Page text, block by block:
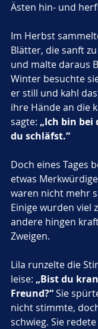
Ästen hin- und
Im Herbst
Blätter, die sanft
und malte daraus
Winter besuchte
er still und kahl
ihre Hände an die
sagte: „Ich bin bei
du schläfst.“
Doch eines Tages
etwas
waren nicht mehr
Einige wurden viel
andere hingen
Zweigen.
Lila runzelte die
leise: „Bist du
Freund?“ Sie
nicht stimmte,
schwieg. Sie